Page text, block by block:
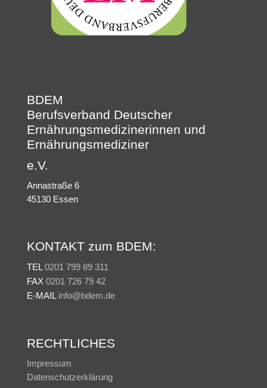
BDEM
Berufsverband Deutscher
Ernährungsmedizinerinnen und
Ernährungsmediziner
e.V.
Annastraße 6
45130 Essen
KONTAKT zum BDEM:
TEL 0201 799 89 311
FAX 0201 726 79 42
E-MAIL info@bdem.de
RECHTLICHES
Impressum
Datenschutzerklärung